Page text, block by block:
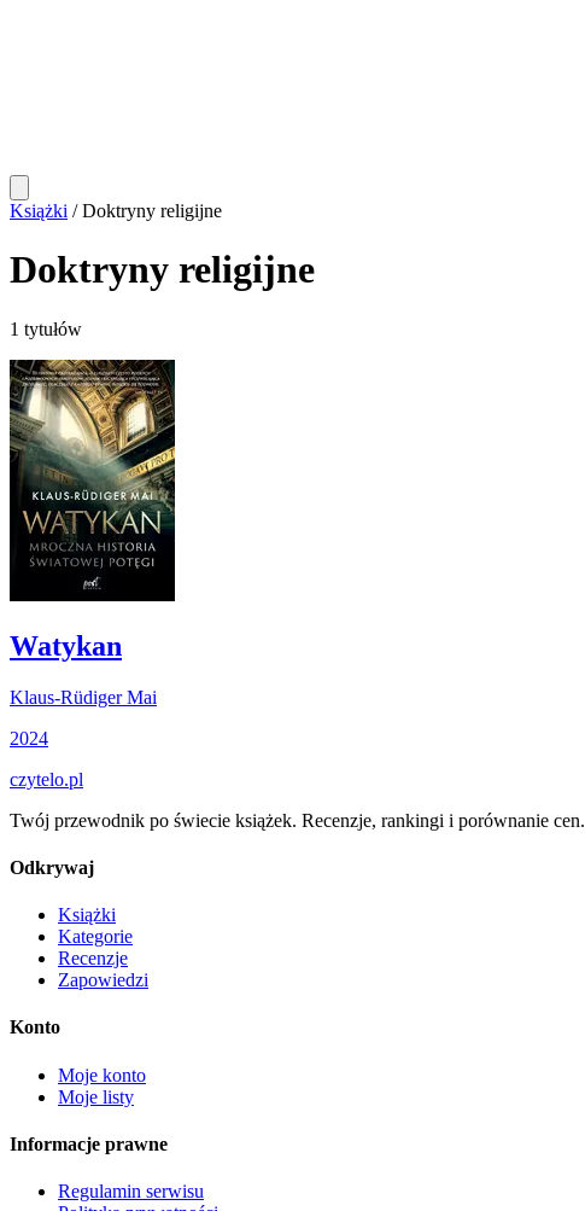
Książki / Doktryny religijne
Doktryny religijne
1 tytułów
Watykan
Klaus-Rüdiger Mai
2024
czytelo.pl
Twój przewodnik po świecie książek. Recenzje, rankingi i porównanie cen.
Odkrywaj
Książki
Kategorie
Recenzje
Zapowiedzi
Konto
Moje konto
Moje listy
Informacje prawne
Regulamin serwisu